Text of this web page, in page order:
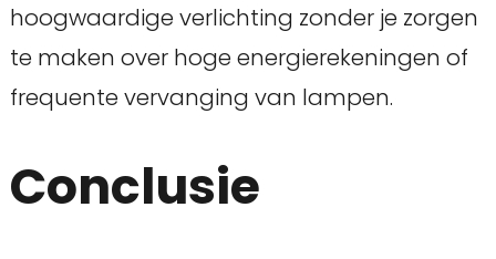
hoogwaardige verlichting zonder je zorgen
te maken over hoge energierekeningen of
frequente vervanging van lampen.
Conclusie